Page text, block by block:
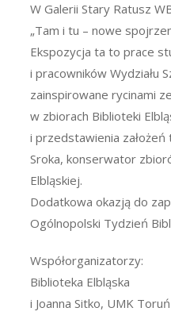
W Galerii Stary Ratusz
„Tam i tu – nowe
Ekspozycja ta to prace
i pracowników Wydziału
zainspirowane rycinami
w zbiorach Biblioteki
i przedstawienia założeń
Sroka, konserwator
Elbląskiej.
Dodatkowa okazją do
Ogólnopolski Tydzień
Współorganizatorzy:
Biblioteka Elbląska
i Joanna Sitko, UMK Toruń